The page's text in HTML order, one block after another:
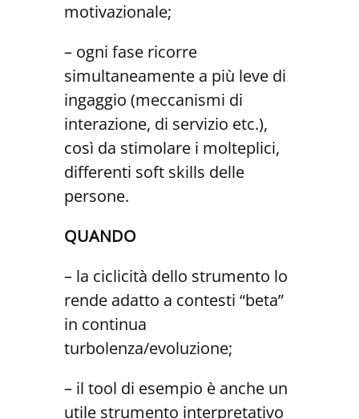
motivazionale;
– ogni fase ricorre
simultaneamente a più leve di
ingaggio (meccanismi di
interazione, di servizio etc.),
così da stimolare i molteplici,
differenti soft skills delle
persone.
QUANDO
– la ciclicità dello strumento lo
rende adatto a contesti “beta”
in continua
turbolenza/evoluzione;
– il tool di esempio è anche un
utile strumento interpretativo